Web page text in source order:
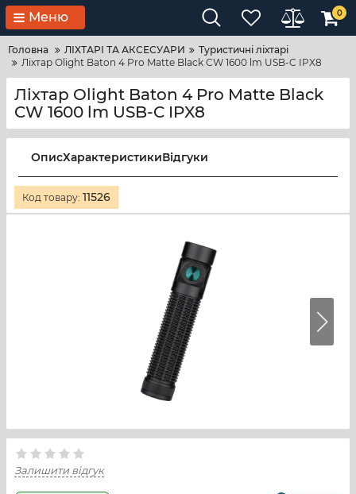
Меню 0
Головна ЛІХТАРІ ТА АКСЕСУАРИ
Туристичні ліхтарі
Ліхтар Olight Baton 4 Pro Matte Black CW 1600 lm USB-C IPX8
Ліхтар Olight Baton 4 Pro Matte Black
CW 1600 lm USB-C IPX8
ОписХарактеристикиВідгуки
Код товару: 11526
Залишити відгук